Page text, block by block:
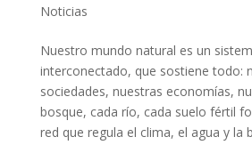
Noticias
Nuestro mundo natural es un
interconectado, que sostiene todo:
sociedades, nuestras economías,
bosque, cada río, cada suelo fértil
red que regula el clima, el agua y la